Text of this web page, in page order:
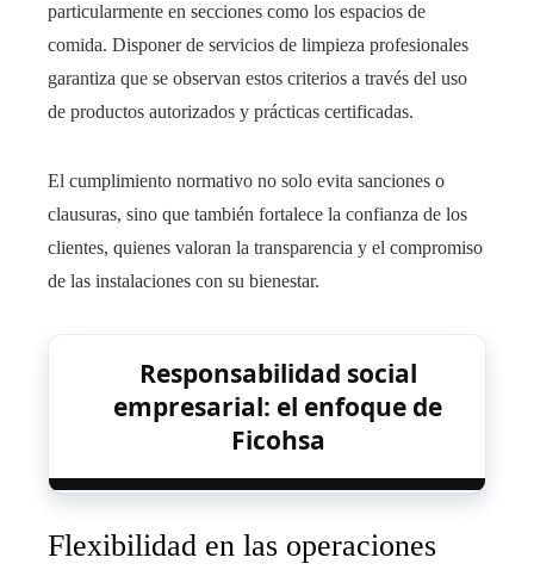
particularmente en secciones como los espacios de
comida. Disponer de servicios de limpieza profesionales
garantiza que se observan estos criterios a través del uso
de productos autorizados y prácticas certificadas.
El cumplimiento normativo no solo evita sanciones o
clausuras, sino que también fortalece la confianza de los
clientes, quienes valoran la transparencia y el compromiso
de las instalaciones con su bienestar.
Responsabilidad social
empresarial: el enfoque de
Ficohsa
Flexibilidad en las operaciones